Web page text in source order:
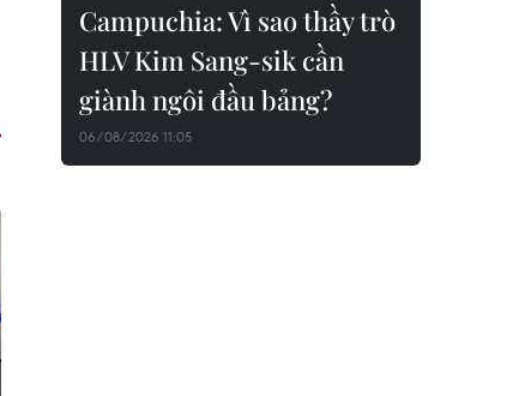
Campuchia: Vì sao thầy trò
HLV Kim Sang-sik cần
giành ngôi đầu bảng?
06/08/2026 11:05